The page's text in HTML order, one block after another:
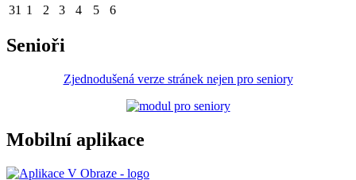
31 1 2 3 4 5 6
Senioři
Zjednodušená verze stránek nejen pro seniory
Mobilní aplikace